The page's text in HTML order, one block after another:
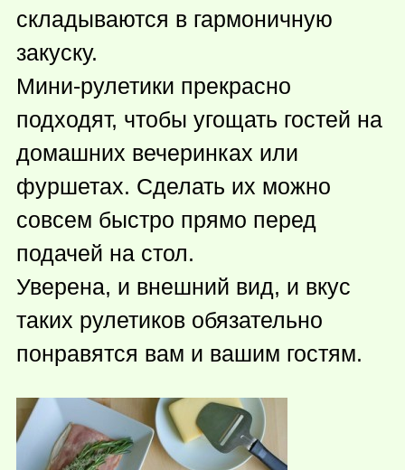
складываются в гармоничную
закуску.
Мини-рулетики прекрасно
подходят, чтобы угощать гостей на
домашних вечеринках или
фуршетах. Сделать их можно
совсем быстро прямо перед
подачей на стол.
Уверена, и внешний вид, и вкус
таких рулетиков обязательно
понравятся вам и вашим гостям.